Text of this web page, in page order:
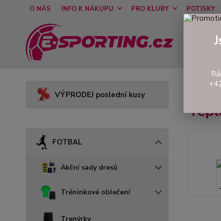
O NÁS INFO K NÁKUPU PRO KLUBY POTISKY
VÝPRODEJ poslední kusy
FOTBAL
Akční sady dresů
Tréninkové oblečení
Trenýrky